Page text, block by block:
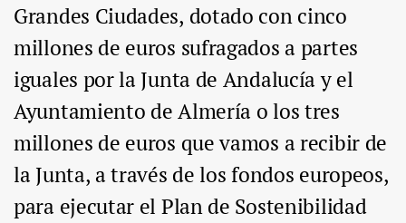
Grandes Ciudades, dotado con cinco
millones de euros sufragados a partes
iguales por la Junta de Andalucía y el
Ayuntamiento de Almería o los tres
millones de euros que vamos a recibir de
la Junta, a través de los fondos europeos,
para ejecutar el Plan de Sostenibilidad